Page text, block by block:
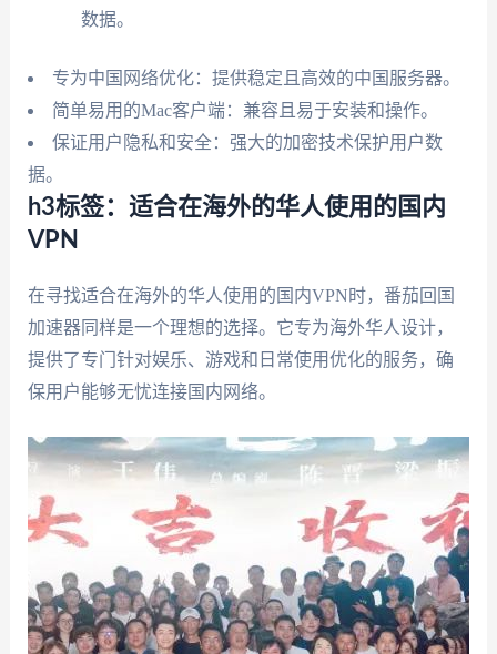
数据。
专为中国网络优化：提供稳定且高效的中国服务器。
简单易用的Mac客户端：兼容且易于安装和操作。
保证用户隐私和安全：强大的加密技术保护用户数
据。
h3标签：适合在海外的华人使用的国内
VPN
在寻找适合在海外的华人使用的国内VPN时，番茄回国
加速器同样是一个理想的选择。它专为海外华人设计，
提供了专门针对娱乐、游戏和日常使用优化的服务，确
保用户能够无忧连接国内网络。